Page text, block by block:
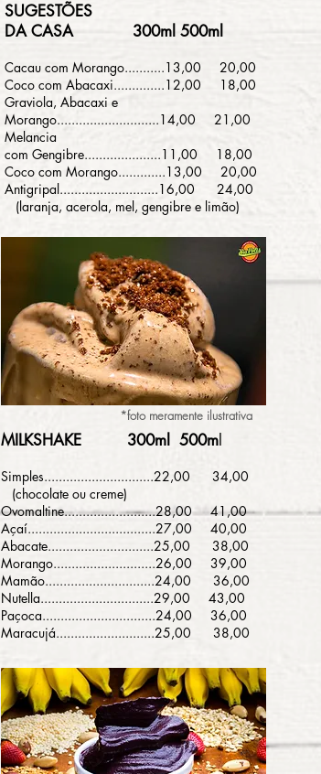
SUGESTÕES
DA CASA
300ml 500ml
Cacau com Morango...........13,00 20,00
Coco com Abacaxi..............12,00 18,00
Graviola, Abacaxi e
Morango............................14,00 21,00
Melancia
com Gengibre.....................11,00 18,00
Coco com Morango.............13,00 20,00
Antigripal...........................16,00 24,00
(laranja, acerola, mel, gengibre e limão)
*foto meramente ilustrativa
MILKSHAKE 300ml 500m
Simples..............................22,00 34,00
(chocolate ou creme)
Ovomaltine.........................28,00 41,00
Açaí...................................27,00 40,00
Abacate.............................25,00 38,00
Morango............................26,00 39,00
Mamão..............................24,00 36,00
Nutella...............................29,00 43,00
Paçoca...............................24,00 36,00
Maracujá...........................25,00 38,00